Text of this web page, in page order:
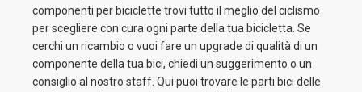
componenti per biciclette trovi tutto il meglio del ciclismo
per scegliere con cura ogni parte della tua bicicletta. Se
cerchi un ricambio o vuoi fare un upgrade di qualità di un
componente della tua bici, chiedi un suggerimento o un
consiglio al nostro staff. Qui puoi trovare le parti bici delle